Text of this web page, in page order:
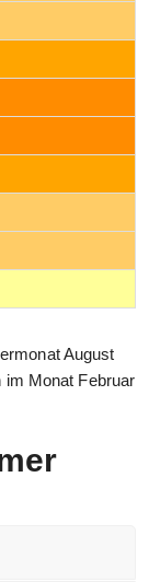
August
im Monat Februar